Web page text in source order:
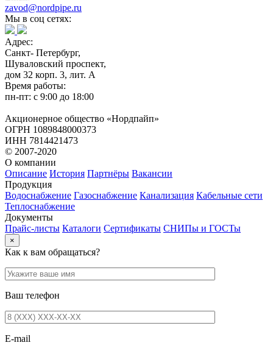
zavod@nordpipe.ru
Мы в соц сетях:
Адрес:
Санкт- Петербург,
Шуваловский проспект,
дом 32 корп. 3, лит. А
Время работы:
пн-пт: с 9:00 до 18:00
Акционерное общество «Нордпайп»
ОГРН 1089848000373
ИНН 7814421473
© 2007-2020
О компании
Описание История Партнёры Вакансии
Продукция
Водоснабжение Газоснабжение Канализация Кабельные сети
Теплоснабжение
Документы
Прайс-листы Каталоги Сертификаты СНИПы и ГОСТы
×
Как к вам обращаться?
Ваш телефон
E-mail